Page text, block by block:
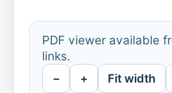
PDF viewer available
links.
− + Fit width